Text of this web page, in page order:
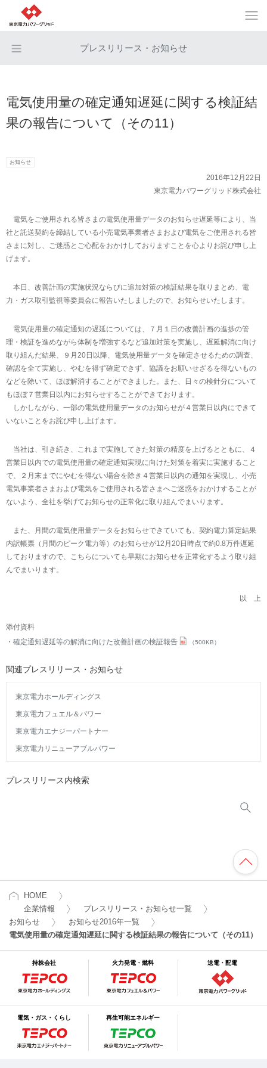
プレスリリース・お知らせ
電気使用量の確定通知遅延に関する検証結
果の報告について（その11）
お知らせ
2016年12月22日
東京電力パワーグリッド株式会社
電気をご使用される皆さまの電気使用量データのお知らせ遅延等により、当
社と託送契約を締結している小売電気事業者さまおよび電気をご使用される皆
さまに対し、ご迷惑とご心配をおかけしておりますことを心よりお詫び申し上
げます。
本日、改善計画の実施状況ならびに追加対策の検証結果を取りまとめ、電
力・ガス取引監視等委員会に報告いたしましたので、お知らせいたします。
電気使用量の確定通知の遅延については、７月１日の改善計画の進捗の管
理・検証を進めながら体制を増強するなど追加対策を実施し、遅延解消に向け
取り組んだ結果、９月20日以降、電気使用量データを確定させるための調査、
確認を全て実施し、やむを得ず確定できず、協議をお願いせざるを得ないもの
などを除いて、ほぼ解消することができました。また、日々の検針分について
もほぼ７営業日以内にお知らせすることができております。
しかしながら、一部の電気使用量データのお知らせが４営業日以内にできて
いないことをお詫び申し上げます。
当社は、引き続き、これまで実施してきた対策の精度を上げるとともに、４
営業日以内での電気使用量の確定通知実現に向けた対策を着実に実施すること
で、２月末までにやむを得ない場合を除き４営業日以内の通知を実現し、小売
電気事業者さまおよび電気をご使用される皆さまへご迷惑をおかけすることが
ないよう、全社を挙げてお知らせの正常化に取り組んでまいります。
また、月間の電気使用量データをお知らせできていても、契約電力算定結果
内訳帳票（月間のピーク電力等）のお知らせが12月20日時点で約0.8万件遅延
しておりますので、こちらについても早期にお知らせを正常化するよう取り組
んでまいります。
以 上
添付資料
確定通知遅延等の解消に向けた改善計画の検証報告
（500KB）
関連プレスリリース・お知らせ
東京電力ホールディングス
東京電力フュエル＆パワー
東京電力エナジーパートナー
東京電力リニューアブルパワー
プレスリリース内検索
HOME
企業情報
プレスリリース・お知らせ一覧
お知らせ
お知らせ2016年一覧
電気使用量の確定通知遅延に関する検証結果の報告について（その11）
持株会社 火力発電・燃料 送電・配電
電気・ガス・くらし 再生可能エネルギー